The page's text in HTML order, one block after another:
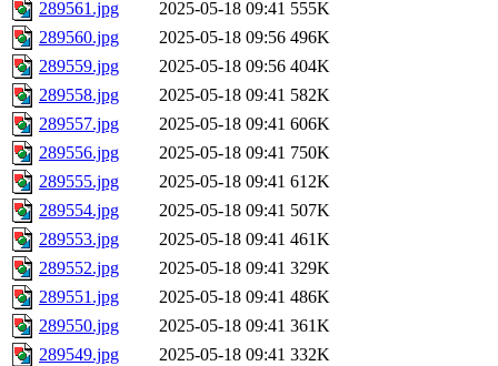
289561.jpg
2025-05-18 09:41 555K
289560.jpg
2025-05-18 09:56 496K
289559.jpg
2025-05-18 09:56 404K
289558.jpg
2025-05-18 09:41 582K
289557.jpg
2025-05-18 09:41 606K
289556.jpg
2025-05-18 09:41 750K
289555.jpg
2025-05-18 09:41 612K
289554.jpg
2025-05-18 09:41 507K
289553.jpg
2025-05-18 09:41 461K
289552.jpg
2025-05-18 09:41 329K
289551.jpg
2025-05-18 09:41 486K
289550.jpg
2025-05-18 09:41 361K
289549.jpg
2025-05-18 09:41 332K